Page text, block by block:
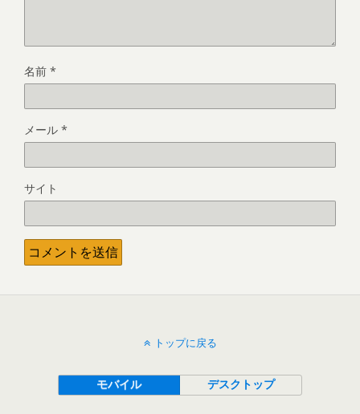
名前 *
メール *
サイト
トップに戻る
モバイル デスクトップ